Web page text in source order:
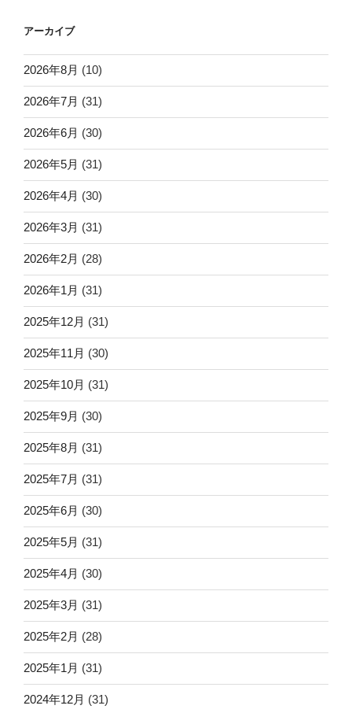
アーカイブ
2026年8月 (10)
2026年7月 (31)
2026年6月 (30)
2026年5月 (31)
2026年4月 (30)
2026年3月 (31)
2026年2月 (28)
2026年1月 (31)
2025年12月 (31)
2025年11月 (30)
2025年10月 (31)
2025年9月 (30)
2025年8月 (31)
2025年7月 (31)
2025年6月 (30)
2025年5月 (31)
2025年4月 (30)
2025年3月 (31)
2025年2月 (28)
2025年1月 (31)
2024年12月 (31)